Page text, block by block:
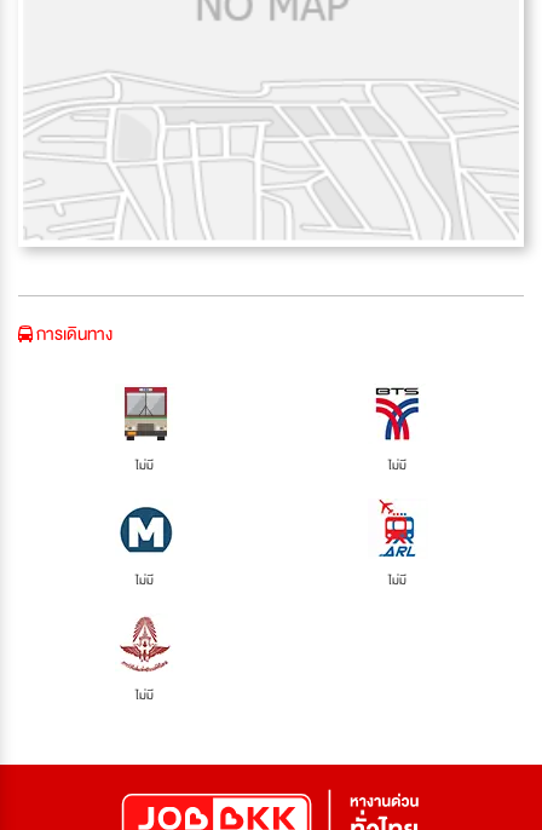
การเดินทาง
ไม่มี ไม่มี
ไม่มี ไม่มี
ไม่มี